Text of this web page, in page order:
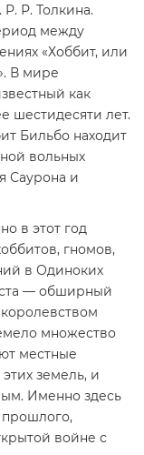
Р. Толкина.
между
«Хоббит, или
В мире
как
шестидесяти лет.
Бильбо находит
вольных
Саурона и
в этот год
гномов,
в Одиноких
— обширный
множество
местные
земель, и
Именно здесь
войне с